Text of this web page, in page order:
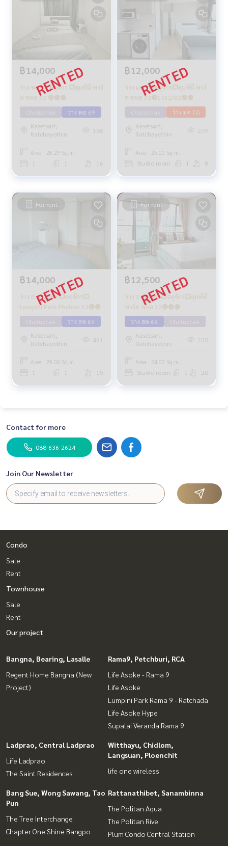
฿14,000
ว่าง พย 69 จตุจักร 💥ลุมพินี พาร์
ค พหล 32 🔴🟢🟡
ว่าง พย 69
Kasetsart,
Ratchayothin
188
Area : 28.29 Sq.m.
1 1 16
฿12,000
ว่าง มค 70 จตุจักร💥ลุมพินี พาร์
ค พหล 32🔴1732/82🟢🟡
ว่าง มค 70
Kasetsart,
Ratchayothin
209
Area : 25.00 Sq.m.
Studio room 1 8
For rent
฿14,000
ว่าง ธ.ค. 2569 💥จตุจักร💥
Lumpini Park Phahon 32🔴🟢
ว่าง ธค 69
Kasetsart,
Ratchayothin
491
Area : 29.00 Sq.m.
1 1 15
For rent
฿12,500
ว่าง 17 สค 69💥จตุจักร💥ลุมพินี
พาร์ค พหล 32🔴🟢🟡
ว่าง สค 69
Kasetsart,
Ratchayothin
230
Area : 24.00 Sq.m.
Studio room 1 20
Contact for more
088-636-2624
Join Our Newsletter
Condo
Sale
Rent
Townhouse
Sale
Rent
Our project
Bangna, Bearing, Lasalle
Regent Home Bangna (New
Project)
Rama9, Petchburi, RCA
Life Asoke - Rama 9
Life Asoke
Lumpini Park Rama 9 - Ratchada
Life Asoke Hype
Supalai Veranda Rama 9
Ladprao, Central Ladprao
Life Ladprao
The Saint Residences
Witthayu, Chidlom,
Langsuan, Ploenchit
life one wireless
Bang Sue, Wong Sawang, Tao
Pun
The Tree Interchange
Chapter One Shine Bangpo
Rattanathibet, Sanambinna
The Politan Aqua
The Politan Rive
Plum Condo Central Station